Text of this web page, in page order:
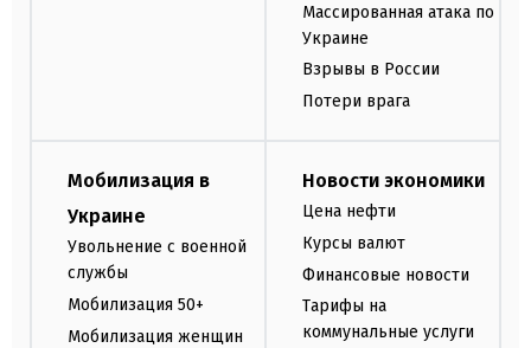
Массированная атака по
Украине
Взрывы в России
Потери врага
Мобилизация в
Украине
Увольнение с военной
службы
Мобилизация 50+
Мобилизация женщин
Новости экономики
Цена нефти
Курсы валют
Финансовые новости
Тарифы на
коммунальные услуги